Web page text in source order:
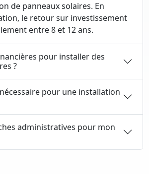
de panneaux solaires. En
le retour sur investissement
entre 8 et 12 ans.
pour installer des
?
pour une installation
administratives pour mon